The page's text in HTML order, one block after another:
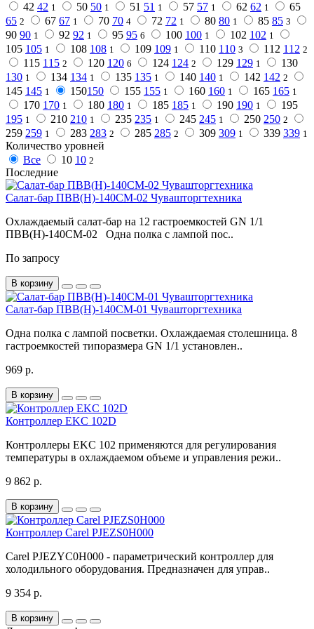
42 42 1 50 50 1 51 51 1 57 57 1 62 62 1
65
65 2 67 67 1 70 70 4 72 72 1 80 80 1 85 85 3
90 90 1 92 92 1 95 95 6 100 100 1 102 102 1
105 105 1 108 108 1 109 109 1 110 110 3 112 112 2
115 115 2 120 120 6 124 124 2 129 129 1
130
130 1 134 134 1 135 135 1 140 140 1 142 142 2
145 145 1 150150 155 155 1 160 160 1 165 165 1
170 170 1 180 180 1 185 185 1 190 190 1
195
195 1 210 210 1 235 235 1 245 245 1 250 250 2
259 259 1 283 283 2 285 285 2 309 309 1 339 339 1
Количество уровней
Все
10 10 2
Последние
Салат-бар ПВВ(Н)-140СМ-02 Чувашторгтехника
Охлаждаемый салат-бар на 12 гастроемкостей GN 1/1
ПВВ(Н)-140СМ-02 Одна полка с лампой пос..
По запросу
В корзину
Салат-бар ПВВ(Н)-140СМ-01 Чувашторгтехника
Одна полка с лампой посветки. Охлаждаемая столешница. 8
гастроемкостей типоразмера GN 1/1 установлен..
969 р.
В корзину
Контроллер EKC 102D
Контроллеры EKC 102 применяются для регулирования
температуры в охлаждаемом объеме и управления режи..
9 862 р.
В корзину
Контроллер Carel PJEZS0H000
Carel PJEZYC0H000 - параметрический контроллер для
холодильного оборудования. Предназначен для управ..
9 354 р.
В корзину